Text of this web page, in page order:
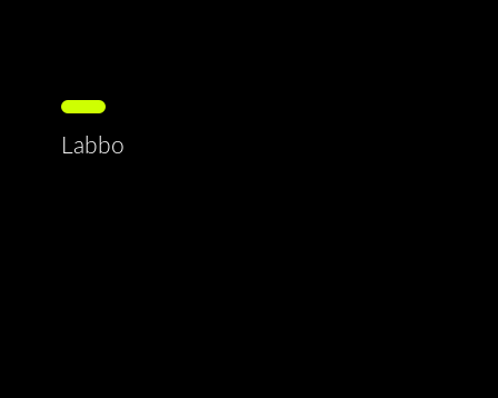
Labbo